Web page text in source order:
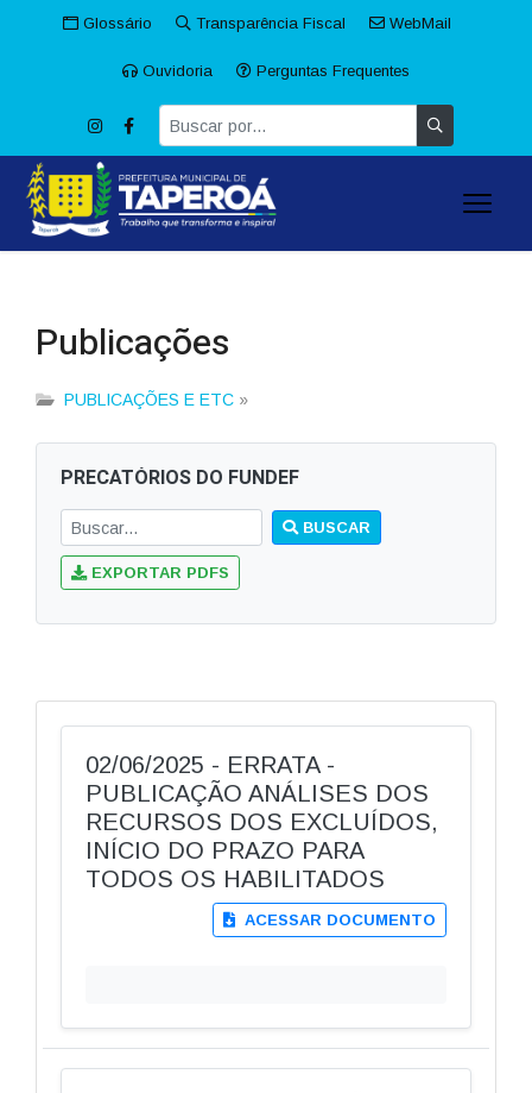
Glossário Transparência Fiscal WebMail
Ouvidoria Perguntas Frequentes
Publicações
PUBLICAÇÕES E ETC »
PRECATÓRIOS DO FUNDEF
BUSCAR
EXPORTAR PDFS
02/06/2025 - ERRATA -
PUBLICAÇÃO ANÁLISES DOS
RECURSOS DOS EXCLUÍDOS,
INÍCIO DO PRAZO PARA
TODOS OS HABILITADOS
ACESSAR DOCUMENTO